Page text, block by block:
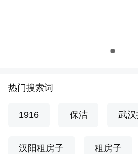
热门搜索词
1916 保洁 武
汉阳租房子 租房子